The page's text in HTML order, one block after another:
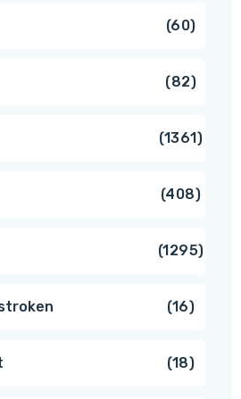
6060
8282
13611361
408408
12951295
1616
1818